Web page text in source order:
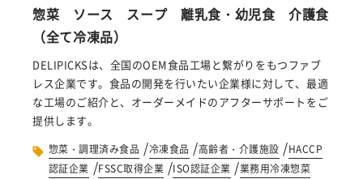
惣菜 ソース スープ 離乳食・幼児食 介護食
（全て冷凍品）
DELIPICKSは、全国のOEM食品工場と繋がりをもつファブ
レス企業です。食品の開発を行いたい企業様に対して、最適
な工場のご紹介と、オーダーメイドのアフターサポートをご
提供します。
惣菜・調理済み食品 /冷凍食品 /高齢者・介護施設 /HACCP
認証企業 /FSSC取得企業 /ISO認証企業 /業務用冷凍惣菜